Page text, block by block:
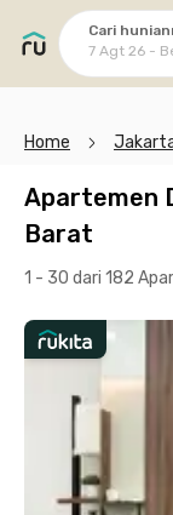
Cari
7 Agt 26 -
Home
Apartemen
Barat
1 - 30 dari 182